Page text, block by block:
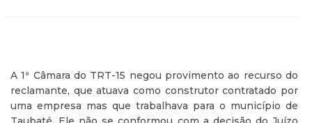
A 1ª Câmara do TRT-15 negou provimento ao recurso do
reclamante, que atuava como construtor contratado por
uma empresa mas que trabalhava para o município de